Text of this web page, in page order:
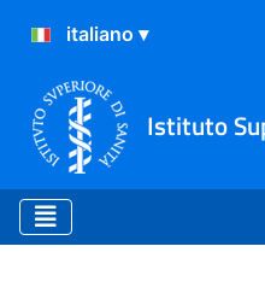
Istituto